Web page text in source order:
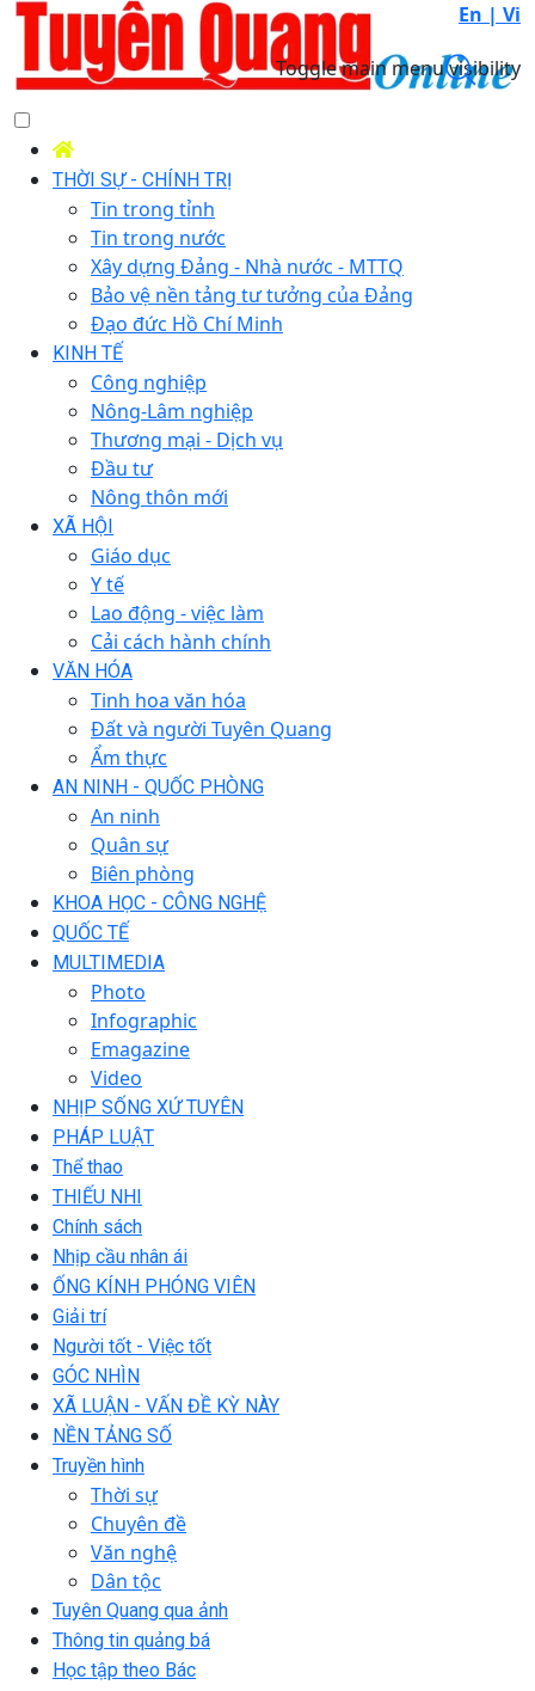
En | Vi
Toggle main menu visibility
THỜI SỰ - CHÍNH TRỊ
Tin trong tỉnh
Tin trong nước
Xây dựng Đảng - Nhà nước - MTTQ
Bảo vệ nền tảng tư tưởng của Đảng
Đạo đức Hồ Chí Minh
KINH TẾ
Công nghiệp
Nông-Lâm nghiệp
Thương mại - Dịch vụ
Đầu tư
Nông thôn mới
XÃ HỘI
Giáo dục
Y tế
Lao động - việc làm
Cải cách hành chính
VĂN HÓA
Tinh hoa văn hóa
Đất và người Tuyên Quang
Ẩm thực
AN NINH - QUỐC PHÒNG
An ninh
Quân sự
Biên phòng
KHOA HỌC - CÔNG NGHỆ
QUỐC TẾ
MULTIMEDIA
Photo
Infographic
Emagazine
Video
NHỊP SỐNG XỨ TUYÊN
PHÁP LUẬT
Thể thao
THIẾU NHI
Chính sách
Nhịp cầu nhân ái
ỐNG KÍNH PHÓNG VIÊN
Giải trí
Người tốt - Việc tốt
GÓC NHÌN
XÃ LUẬN - VẤN ĐỀ KỲ NÀY
NỀN TẢNG SỐ
Truyền hình
Thời sự
Chuyên đề
Văn nghệ
Dân tộc
Tuyên Quang qua ảnh
Thông tin quảng bá
Học tập theo Bác